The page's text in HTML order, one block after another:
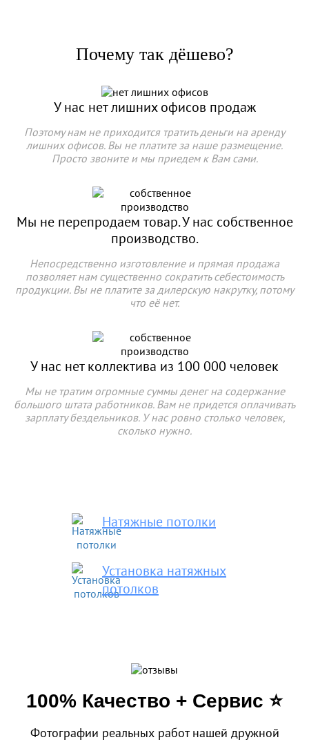
Почему так дёшево?
У нас нет лишних офисов продаж
Поэтому нам не приходится тратить деньги на аренду
лишних офисов. Вы не платите за наше размещение.
Просто звоните и мы приедем к Вам сами.
Мы не перепродаем товар.У нас собственное
производство.
Непосредственно изготовление и прямая продажа
позволяет нам существенно сократить себестоимость
продукции. Вы не платите за дилерскую накрутку, потому
что её нет.
У нас нет коллектива из 100 000 человек
Мы не тратим огромные суммы денег на содержание
большого штата работников. Вам не придется оплачивать
зарплату бездельников. У нас ровно столько человек,
сколько нужно.
Натяжные потолки
Установка натяжных
потолков
100% Качество + Сервис ⭐️
Фотографии реальных работ нашей дружной